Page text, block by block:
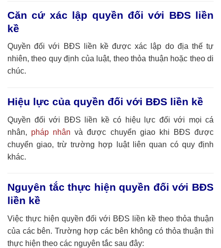
Căn cứ xác lập quyền đối với BĐS liền
kề
Quyền đối với BĐS liền kề được xác lập do địa thế tự
nhiên, theo quy định của luật, theo thỏa thuận hoặc theo di
chúc.
Hiệu lực của quyền đối với BĐS liền kề
Quyền đối với BĐS liền kề có hiệu lực đối với mọi cá
nhân, pháp nhân và được chuyển giao khi BĐS được
chuyển giao, trừ trường hợp luật liên quan có quy định
khác.
Nguyên tắc thực hiện quyền đối với BĐS
liền kề
Việc thực hiện quyền đối với BĐS liền kề theo thỏa thuận
của các bên. Trường hợp các bên không có thỏa thuận thì
thực hiện theo các nguyên tắc sau đây: